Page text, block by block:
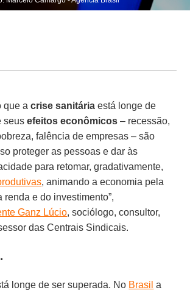
que acrise sanitária está longe de
seusefeitos econômicos – recessão,
falência de empresas – são
proteger as pessoas e dar às
para retomar, gradativamente,
, animando a economia pela
renda e do investimento”,
Ganz Lúcio, sociólogo, consultor,
das Centrais Sindicais.
longe de ser superada. No Brasil a